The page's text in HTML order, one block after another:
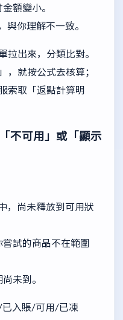
額變小。
與你理解不一致。
拉出來，分類比對。
，就按公式去核算；
索取「返點計算明
不可用」或「顯示
，尚未釋放到可用狀
試的商品不在範圍
未到。
已入賬/可用/已凍